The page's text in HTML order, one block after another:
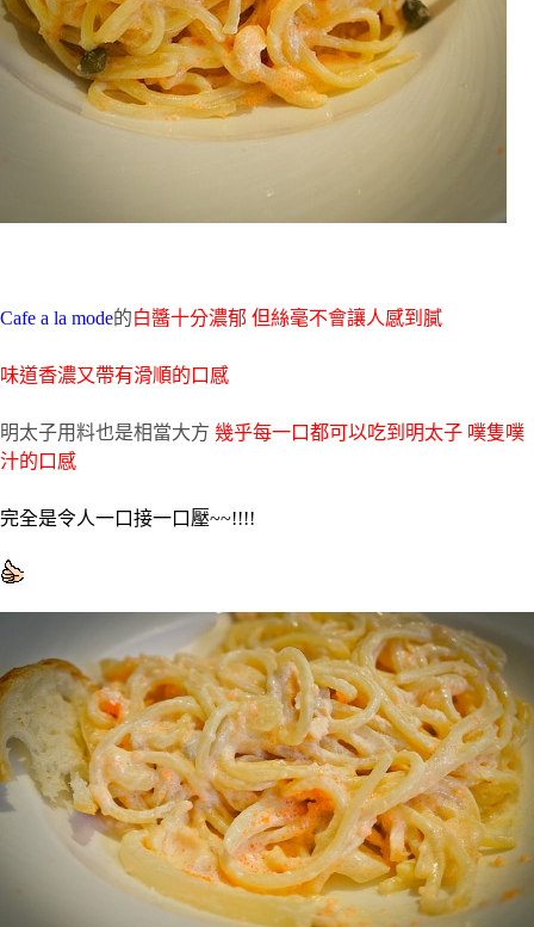
Cafe a la mode的白醬十分濃郁 但絲毫不會讓人感到膩
味道香濃又帶有滑順的口感
明太子用料也是相當大方 幾乎每一口都可以吃到明太子 噗隻噗
汁的口感
完全是令人一口接一口壓~~!!!!